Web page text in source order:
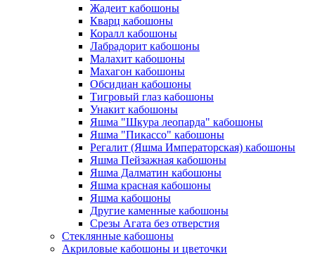
Жадеит кабошоны
Кварц кабошоны
Коралл кабошоны
Лабрадорит кабошоны
Малахит кабошоны
Махагон кабошоны
Обсидиан кабошоны
Тигровый глаз кабошоны
Унакит кабошоны
Яшма "Шкура леопарда" кабошоны
Яшма "Пикассо" кабошоны
Регалит (Яшма Императорская) кабошоны
Яшма Пейзажная кабошоны
Яшма Далматин кабошоны
Яшма красная кабошоны
Яшма кабошоны
Другие каменные кабошоны
Срезы Агата без отверстия
Стеклянные кабошоны
Акриловые кабошоны и цветочки